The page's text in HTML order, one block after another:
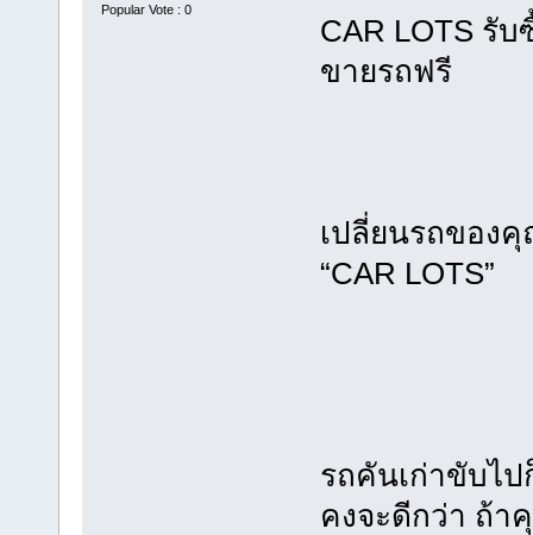
Popular Vote : 0
CAR LOTS รั
ขายรถฟรี
เปลี่ยนรถของ
“CAR LOTS”
รถคันเก่าขับไป
คงจะดีกว่า ถ้า